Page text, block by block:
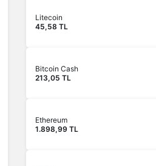
Litecoin
45,58 TL
Bitcoin Cash
213,05 TL
Ethereum
1.898,99 TL